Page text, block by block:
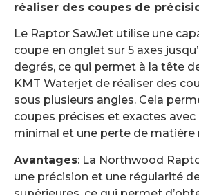
réaliser des coupes de
Le Raptor SawJet utilise une
coupe en onglet sur 5 axes
degrés, ce qui permet à la tête
KMT Waterjet de réaliser des
sous plusieurs angles. Cela
coupes précises et exactes
minimal et une perte de matière
Avantages: La Northwood
une précision et une régularité